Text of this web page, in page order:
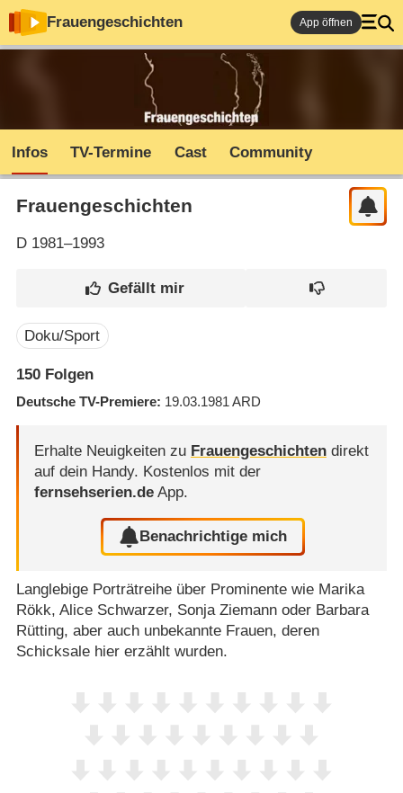
Frauengeschichten App öffnen
Infos TV-Termine Cast Community
Frauengeschichten
D1981–1993
Doku/Sport
150Folgen
Deutsche TV-Premiere 19.03.1981ARD
Erhalte Neuigkeiten zu Frauengeschichtendirekt
auf dein Handy. Kostenlos mit der
fernsehserien.deApp.
Benachrichtige mich
Langlebige Porträtreihe über Prominente wie Marika
Rökk, Alice Schwarzer, Sonja Ziemann oder Barbara
Rütting, aber auch unbekannte Frauen, deren
Schicksale hier erzählt wurden.